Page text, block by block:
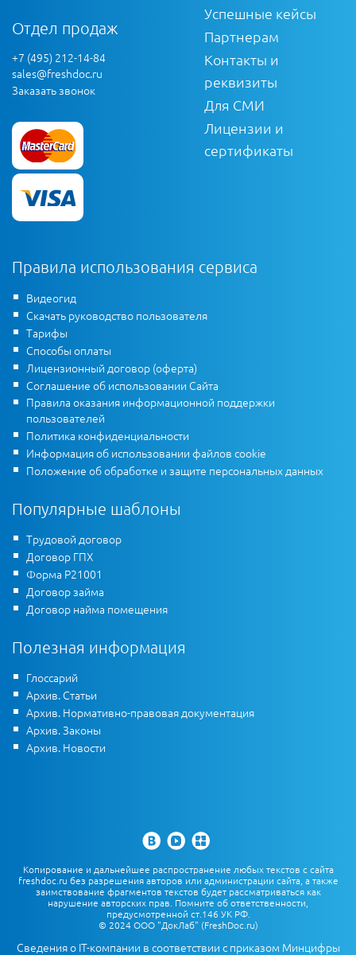
Отдел продаж
+7 (495) 212-14-84
sales@freshdoc.ru
Заказать звонок
Успешные кейсы
Партнерам
Контакты и
реквизиты
Для СМИ
Лицензии и
сертификаты
Правила использования сервиса
Видеогид
Скачать руководство пользователя
Тарифы
Способы оплаты
Лицензионный договор (оферта)
Соглашение об использовании Сайта
Правила оказания информационной поддержки
пользователей
Политика конфиденциальности
Информация об использовании файлов cookie
Положение об обработке и защите персональных данных
Популярные шаблоны
Трудовой договор
Договор ГПХ
Форма Р21001
Договор займа
Договор найма помещения
Полезная информация
Глоссарий
Архив. Статьи
Архив. Нормативно-правовая документация
Архив. Законы
Архив. Новости
Копирование и дальнейшее распространение любых текстов с сайта
freshdoc.ru без разрешения авторов или администрации сайта, а также
заимствование фрагментов текстов будет рассматриваться как
нарушение авторских прав. Помните об ответственности,
предусмотренной ст.146 УК РФ.
© 2024 ООО "ДокЛаб" (FreshDoc.ru)
Сведения о IT-компании в соответствии с приказом Минцифры